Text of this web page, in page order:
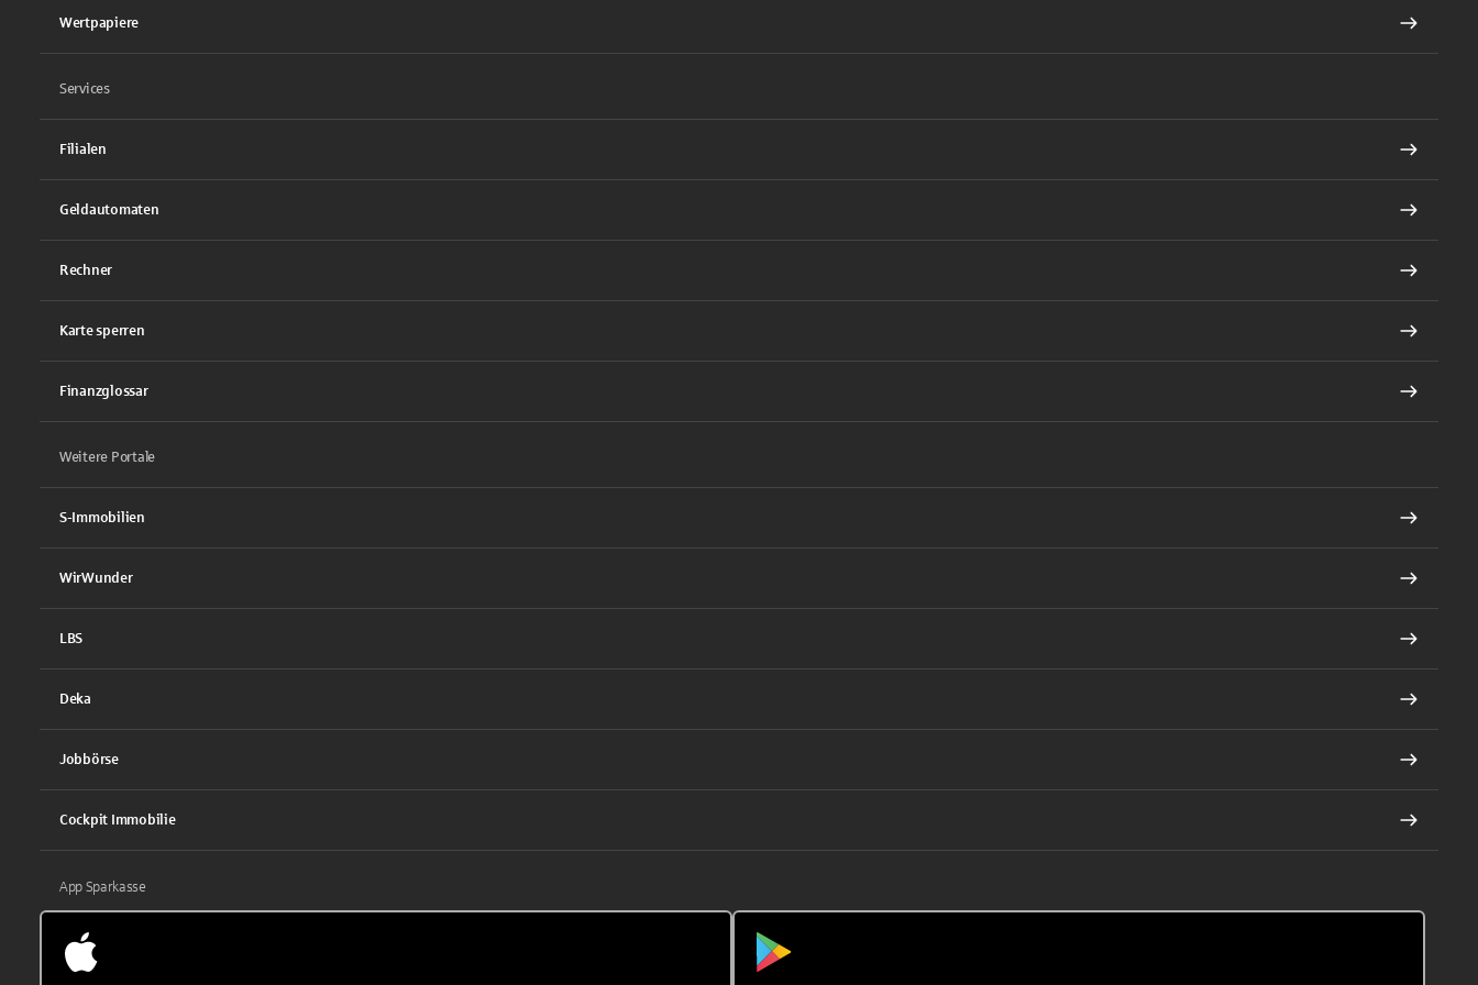
Wertpapiere
Services
Filialen
Geldautomaten
Rechner
Karte sperren
Finanzglossar
Weitere Portale
S-Immobilien
WirWunder
LBS
Deka
Jobbörse
Cockpit Immobilie
App Sparkasse